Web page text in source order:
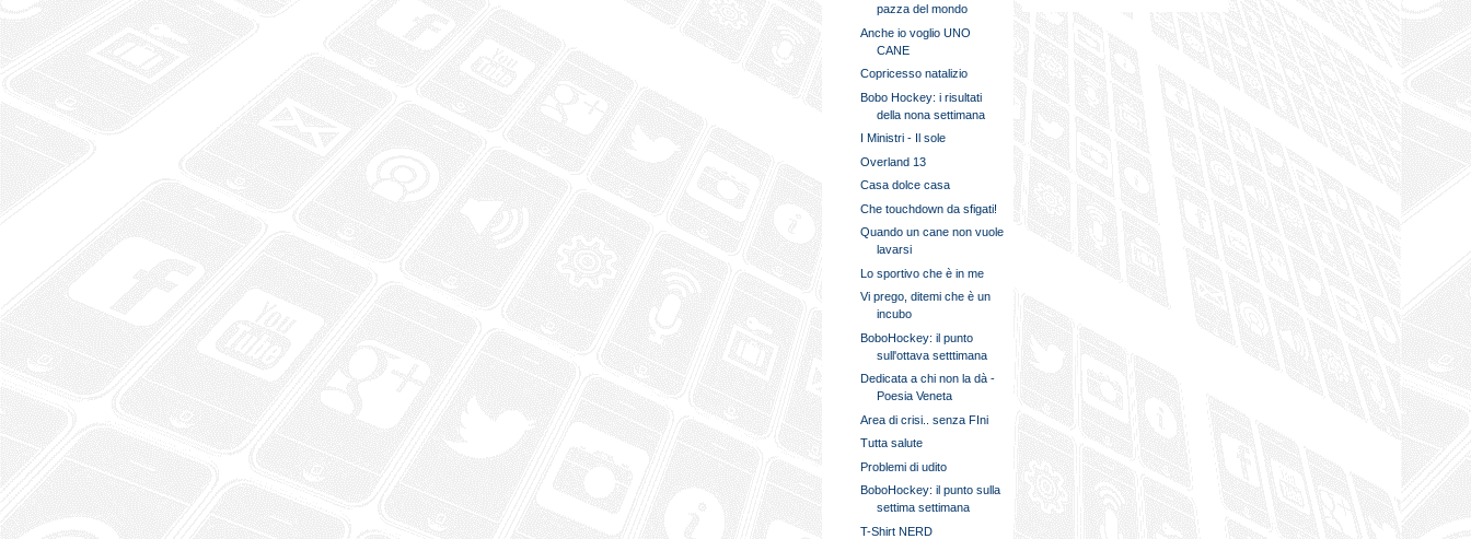
pazza del mondo
Anche io voglio UNO
CANE
Copricesso natalizio
Bobo Hockey: i risultati
della nona settimana
I Ministri - Il sole
Overland 13
Casa dolce casa
Che touchdown da sfigati!
Quando un cane non vuole
lavarsi
Lo sportivo che è in me
Vi prego, ditemi che è un
incubo
BoboHockey: il punto
sull'ottava setttimana
Dedicata a chi non la dà -
Poesia Veneta
Area di crisi.. senza FIni
Tutta salute
Problemi di udito
BoboHockey: il punto sulla
settima settimana
T-Shirt NERD